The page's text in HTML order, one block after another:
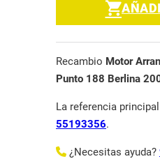
Recambio Motor
Punto 188 Berlina
La referencia
55193356.
¿Necesitas ayuda?